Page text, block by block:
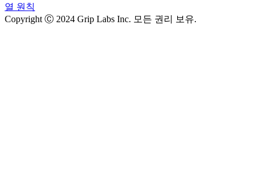
열 원칙
Copyright Ⓒ 2024 Grip Labs Inc. 모든 권리 보유.